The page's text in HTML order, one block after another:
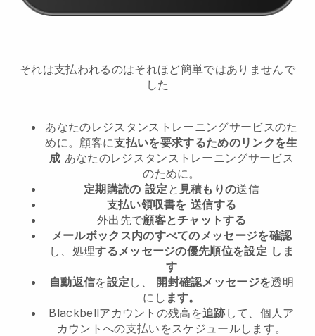
それは支払われるのはそれほど簡単ではありませんで
した
あなたのレジスタンストレーニングサービスのた
めに。 顧客に支払いを要求するためのリンクを生
成 あなたのレジスタンストレーニングサービス
のために。
定期購読の 設定 と 見積もりの送信
支払い領収書を 送信する
外出先で顧客とチャットする
メールボックス内のすべてのメッセージを確認
し、処理するメッセージの優先順位を設定 しま
す
自動返信を設定 し、 開封確認メッセージを透明
にし ます。
Blackbellアカウントの残高を追跡 して、個人ア
カウントへの支払いをスケジュールします。